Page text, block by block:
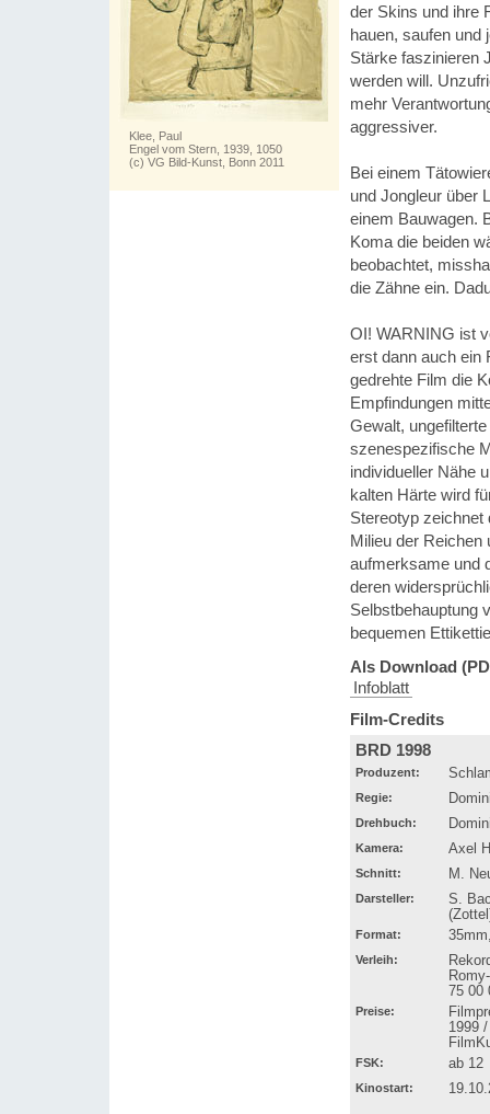
Klee, Paul
Engel vom Stern, 1939, 1050
(c) VG Bild-Kunst, Bonn 2011
der Skins und ihre
hauen, saufen und
Stärke faszinieren
werden will.
mehr
aggressiver.
Bei einem
und Jongleur über
einem Bauwagen.
Koma die beiden
beobachtet,
die Zähne ein.
OI! WARNING ist
erst dann auch ein
gedrehte Film die
Empfindungen
Gewalt,
szenespezifische
individueller Nähe
kalten Härte wird
Stereotyp zeichnet
Milieu der Reichen
aufmerksame und
deren
Selbstbehauptung
bequemen
Als Download
Infoblatt
Film-Credits
BRD 1998
Produzent:
Regie:
Drehbuch:
Kamera: Axel
Schnitt: M.
Darsteller:
S.
Format:
Verleih:
75 00
Preise:
1999
FSK: ab 12
Kinostart: